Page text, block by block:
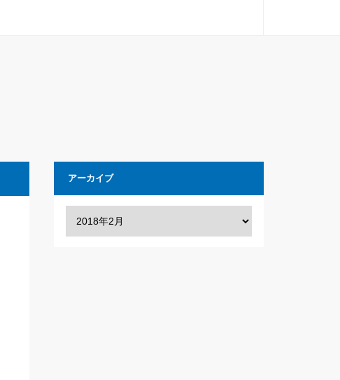
アーカイブ